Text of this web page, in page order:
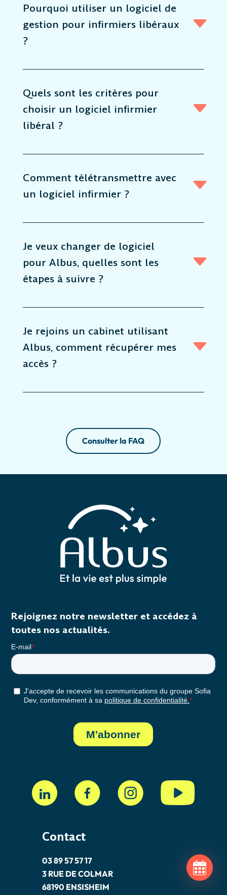
Pourquoi utiliser un logiciel de
gestion pour infirmiers libéraux
?
Quels sont les critères pour
choisir un logiciel infirmier
libéral ?
Comment télétransmettre avec
un logiciel infirmier ?
Je veux changer de logiciel
pour Albus, quelles sont les
étapes à suivre ?
Je rejoins un cabinet utilisant
Albus, comment récupérer mes
accès ?
Consulter la FAQ
Contact
03 89 57 57 17
3 RUE DE COLMAR
68190 ENSISHEIM
Rejoignez notre newsletter et accédez à
toutes nos actualités.